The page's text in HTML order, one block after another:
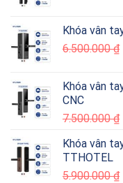
Khóa vân
6.500.000₫
Khóa vân
CNC
7.500.000₫
Khóa vân
TTHOTEL
5.900.000₫